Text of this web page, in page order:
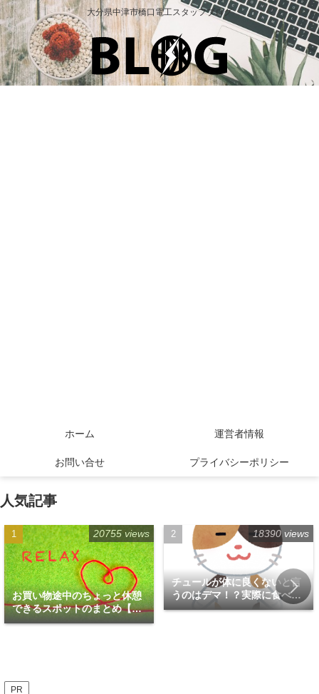
大分県中津市橋口電工スタッフブログ
ホーム 運営者情報
お問い合せ プライバシーポリシー
人気記事
お買い物途中のちょっと休憩
できるスポットのまとめ【福
岡天神エリア編】
20755 views
チュールが体に良くないと言
うのはデマ！？実際に食べて
みた！
18390 views
PR